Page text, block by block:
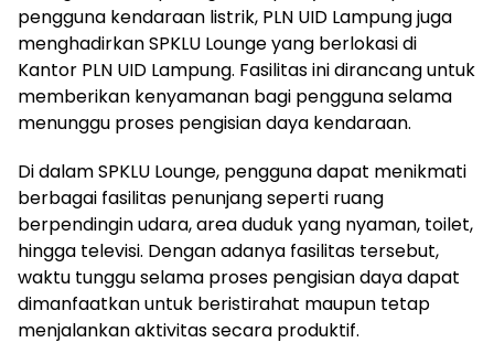
pengguna kendaraan listrik, PLN UID Lampung juga
menghadirkan SPKLU Lounge yang berlokasi di
Kantor PLN UID Lampung. Fasilitas ini dirancang untuk
memberikan kenyamanan bagi pengguna selama
menunggu proses pengisian daya kendaraan.
Di dalam SPKLU Lounge, pengguna dapat menikmati
berbagai fasilitas penunjang seperti ruang
berpendingin udara, area duduk yang nyaman, toilet,
hingga televisi. Dengan adanya fasilitas tersebut,
waktu tunggu selama proses pengisian daya dapat
dimanfaatkan untuk beristirahat maupun tetap
menjalankan aktivitas secara produktif.